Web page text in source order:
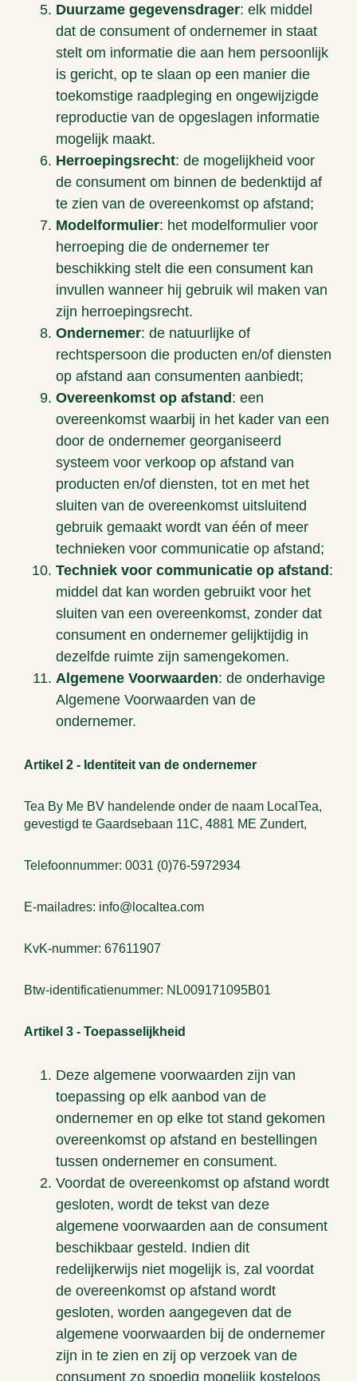
Duurzame gegevensdrager: elk middel
dat de consument of ondernemer in staat
stelt om informatie die aan hem persoonlijk
is gericht, op te slaan op een manier die
toekomstige raadpleging en ongewijzigde
reproductie van de opgeslagen informatie
mogelijk maakt.
Herroepingsrecht: de mogelijkheid voor
de consument om binnen de bedenktijd af
te zien van de overeenkomst op afstand;
Modelformulier: het modelformulier voor
herroeping die de ondernemer ter
beschikking stelt die een consument kan
invullen wanneer hij gebruik wil maken van
zijn herroepingsrecht.
Ondernemer: de natuurlijke of
rechtspersoon die producten en/of diensten
op afstand aan consumenten aanbiedt;
Overeenkomst op afstand : een
overeenkomst waarbij in het kader van een
door de ondernemer georganiseerd
systeem voor verkoop op afstand van
producten en/of diensten, tot en met het
sluiten van de overeenkomst uitsluitend
gebruik gemaakt wordt van één of meer
technieken voor communicatie op afstand;
Techniek voor communicatie op afstand :
middel dat kan worden gebruikt voor het
sluiten van een overeenkomst, zonder dat
consument en ondernemer gelijktijdig in
dezelfde ruimte zijn samengekomen.
Algemene Voorwaarden: de onderhavige
Algemene Voorwaarden van de
ondernemer.
Artikel 2 - Identiteit van de ondernemer
Tea By Me BV handelende onder de naam LocalTea,
gevestigd te Gaardsebaan 11C, 4881 ME Zundert,
Telefoonnummer: 0031 (0)76-5972934
E-mailadres: info@localtea.com
KvK-nummer: 67611907
Btw-identificatienummer: NL009171095B01
Artikel 3 - Toepasselijkheid
Deze algemene voorwaarden zijn van
toepassing op elk aanbod van de
ondernemer en op elke tot stand gekomen
overeenkomst op afstand en bestellingen
tussen ondernemer en consument.
Voordat de overeenkomst op afstand wordt
gesloten, wordt de tekst van deze
algemene voorwaarden aan de consument
beschikbaar gesteld. Indien dit
redelijkerwijs niet mogelijk is, zal voordat
de overeenkomst op afstand wordt
gesloten, worden aangegeven dat de
algemene voorwaarden bij de ondernemer
zijn in te zien en zij op verzoek van de
consument zo spoedig mogelijk kosteloos